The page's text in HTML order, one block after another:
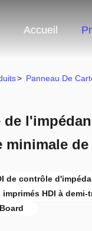
Accueil
> Panneau De
de
de contrôle
HDI à demi-